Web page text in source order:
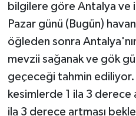
bilgilere göre Antalya ve
Pazar günü (Bugün)
öğleden sonra
mevzii sağanak ve gök
geçeceği tahmin ediliyor.
kesimlerde 1 ila 3 derece
ila 3 derece artması